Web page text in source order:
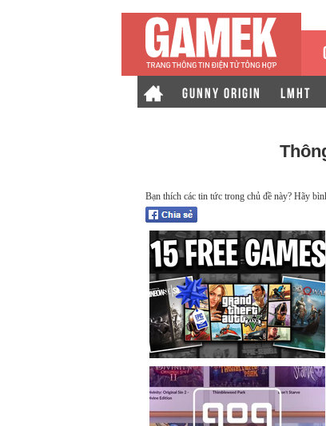
GUNNY ORIGIN LMHT
Bạn thích các tin tức trong chủ đề này? Hãy